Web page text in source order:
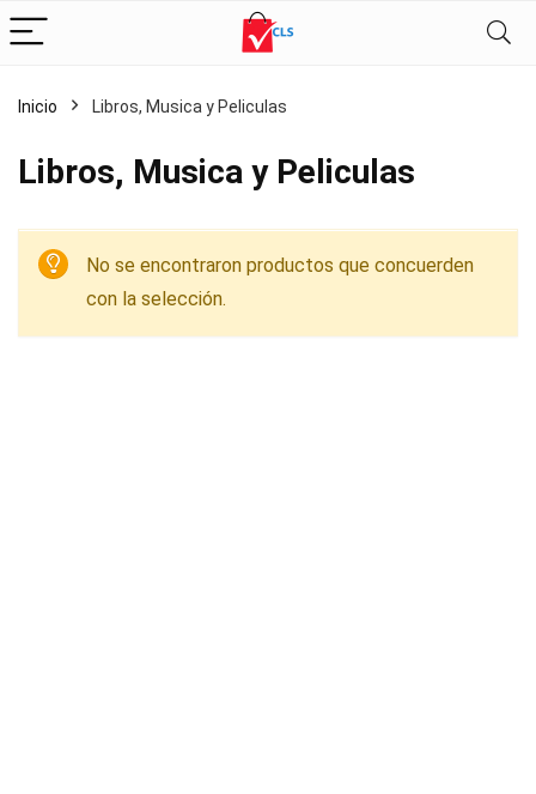
Inicio Libros, Musica y Peliculas
Libros, Musica y Peliculas
No se encontraron productos que concuerden
con la selección.